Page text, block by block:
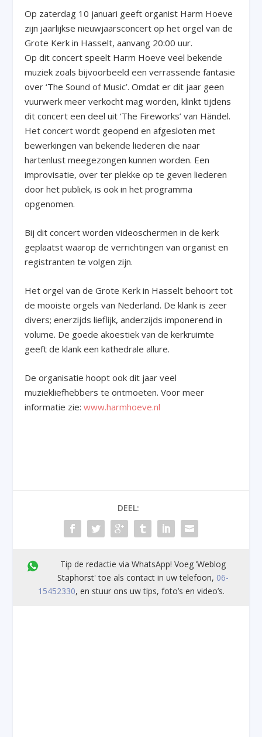
Op zaterdag 10 januari geeft organist Harm Hoeve
zijn jaarlijkse nieuwjaarsconcert op het orgel van de
Grote Kerk in Hasselt, aanvang 20:00 uur.
Op dit concert speelt Harm Hoeve veel bekende
muziek zoals bijvoorbeeld een verrassende fantasie
over ‘The Sound of Music’. Omdat er dit jaar geen
vuurwerk meer verkocht mag worden, klinkt tijdens
dit concert een deel uit ‘The Fireworks’ van Händel.
Het concert wordt geopend en afgesloten met
bewerkingen van bekende liederen die naar
hartenlust meegezongen kunnen worden. Een
improvisatie, over ter plekke op te geven liederen
door het publiek, is ook in het programma
opgenomen.
Bij dit concert worden videoschermen in de kerk
geplaatst waarop de verrichtingen van organist en
registranten te volgen zijn.
Het orgel van de Grote Kerk in Hasselt behoort tot
de mooiste orgels van Nederland. De klank is zeer
divers; enerzijds lieflijk, anderzijds imponerend in
volume. De goede akoestiek van de kerkruimte
geeft de klank een kathedrale allure.
De organisatie hoopt ook dit jaar veel
muziekliefhebbers te ontmoeten. Voor meer
informatie zie:www.harmhoeve.nl
DEEL:
Tip de redactie via WhatsApp! Voeg ’Weblog
Staphorst' toe als contact in uw telefoon, 06-
15452330, en stuur ons uw tips, foto’s en video’s.